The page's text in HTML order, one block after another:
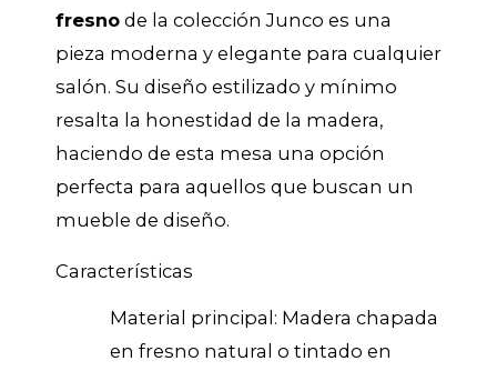
fresno de la colección Junco es una
pieza moderna y elegante para cualquier
salón. Su diseño estilizado y mínimo
resalta la honestidad de la madera,
haciendo de esta mesa una opción
perfecta para aquellos que buscan un
mueble de diseño.
Características
Material principal: Madera chapada
en fresno natural o tintado en